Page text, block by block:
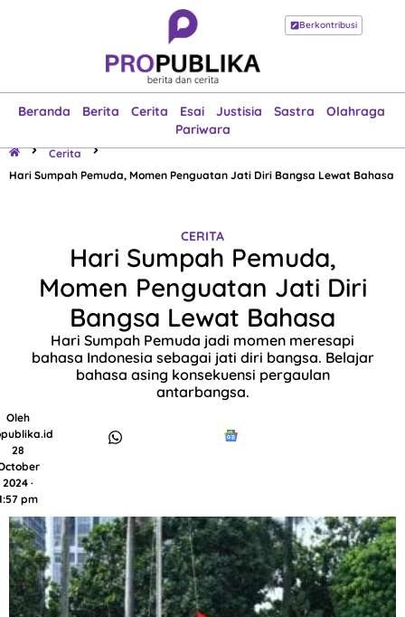
Berkontribusi
Beranda Berita Cerita Esai Justisia Sastra
Olahraga
Pariwara
Beranda
Esai
Justisia
Sastra
Olahraga
Pariwara
Cerita
Hari Sumpah Pemuda, Momen Penguatan Jati Diri Bangsa Lewat Bahasa
CERITA
Hari Sumpah Pemuda,
Momen Penguatan Jati Diri
Bangsa Lewat Bahasa
Hari Sumpah Pemuda jadi momen meresapi
bahasa Indonesia sebagai jati diri bangsa. Belajar
bahasa asing konsekuensi pergaulan
antarbangsa.
Oleh
28
2024 ·
pm